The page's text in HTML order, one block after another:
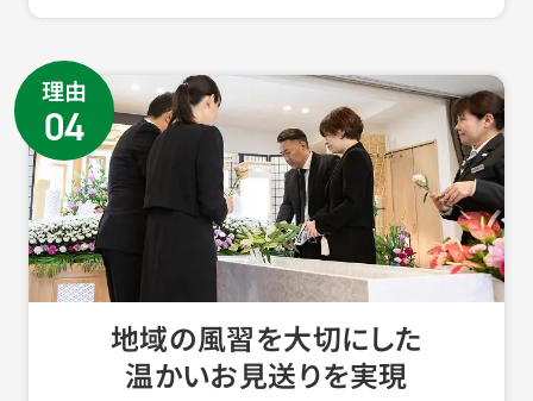
理由
04
地域の風習を大切にした
温かいお見送りを実現